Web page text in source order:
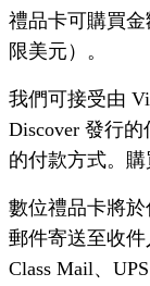
禮品卡可購買金
限美元）。
我們可接受由
Discover 發行
的付款方式。購
數位禮品卡將
郵件寄送至收件
Class Mail、